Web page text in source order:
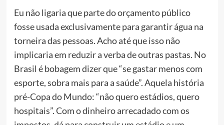
Eu não ligaria que parte do orçamento público
fosse usada exclusivamente para garantir água na
torneira das pessoas. Acho até que isso não
implicaria em reduzir a verba de outras pastas. No
Brasil é bobagem dizer que “se gastar menos com
esporte, sobra mais para a saúde”. Aquela história
pré-Copa do Mundo: “não quero estádios, quero
hospitais”. Com o dinheiro arrecadado com os